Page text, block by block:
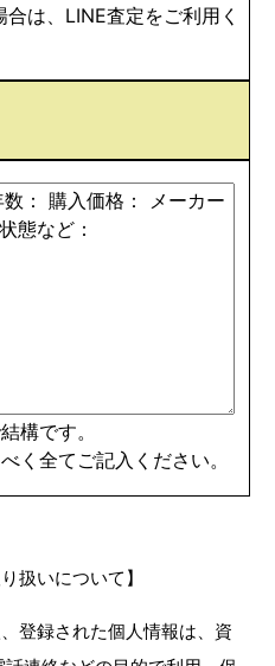
は、LINE査定をご利用く
構です。
く全てご記入ください。
扱いについて】
登録された個人情報は、資